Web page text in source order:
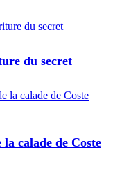
du secret
calade de Coste